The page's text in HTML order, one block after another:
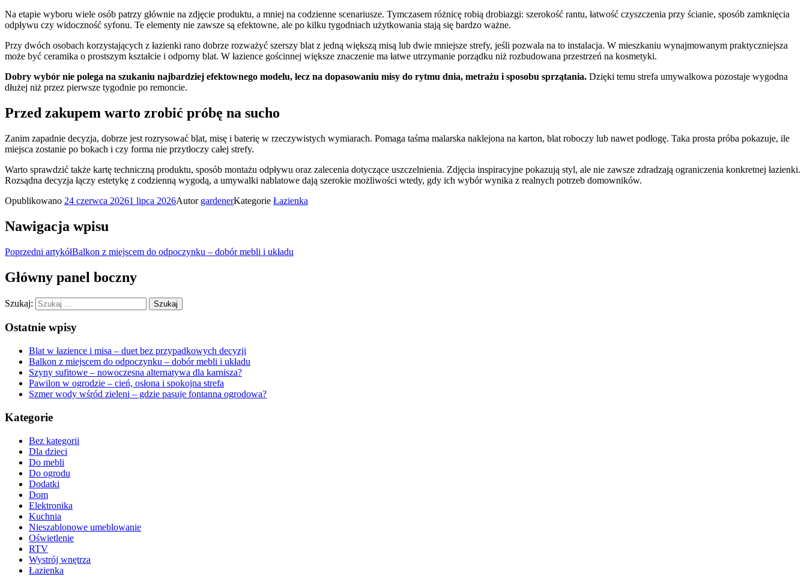
Na etapie wyboru wiele osób patrzy głównie na zdjęcie produktu, a mniej na codzienne scenariusze. Tymczasem różnicę robią drobiazgi: szerokość rantu, łatwość czyszczenia przy ścianie, sposób zamknięcia
odpływu czy widoczność syfonu. Te elementy nie zawsze są efektowne, ale po kilku tygodniach użytkowania stają się bardzo ważne.
Przy dwóch osobach korzystających z łazienki rano dobrze rozważyć szerszy blat z jedną większą misą lub dwie mniejsze strefy, jeśli pozwala na to instalacja. W mieszkaniu wynajmowanym praktyczniejsza
może być ceramika o prostszym kształcie i odporny blat. W łazience gościnnej większe znaczenie ma łatwe utrzymanie porządku niż rozbudowana przestrzeń na kosmetyki.
Dobry wybór nie polega na szukaniu najbardziej efektownego modelu, lecz na dopasowaniu misy do rytmu dnia, metrażu i sposobu sprzątania. Dzięki temu strefa umywalkowa pozostaje wygodna
dłużej niż przez pierwsze tygodnie po remoncie.
Przed zakupem warto zrobić próbę na sucho
Zanim zapadnie decyzja, dobrze jest rozrysować blat, misę i baterię w rzeczywistych wymiarach. Pomaga taśma malarska naklejona na karton, blat roboczy lub nawet podłogę. Taka prosta próba pokazuje, ile
miejsca zostanie po bokach i czy forma nie przytłoczy całej strefy.
Warto sprawdzić także kartę techniczną produktu, sposób montażu odpływu oraz zalecenia dotyczące uszczelnienia. Zdjęcia inspiracyjne pokazują styl, ale nie zawsze zdradzają ograniczenia konkretnej łazienki.
Rozsądna decyzja łączy estetykę z codzienną wygodą, a umywalki nablatowe dają szerokie możliwości wtedy, gdy ich wybór wynika z realnych potrzeb domowników.
Opublikowano 24 czerwca 20261 lipca 2026Autor gardenerKategorie Łazienka
Nawigacja wpisu
Poprzedni artykółBalkon z miejscem do odpoczynku – dobór mebli i układu
Główny panel boczny
Szukaj:
Ostatnie wpisy
Blat w łazience i misa – duet bez przypadkowych decyzji
Balkon z miejscem do odpoczynku – dobór mebli i układu
Szyny sufitowe – nowoczesna alternatywa dla karnisza?
Pawilon w ogrodzie – cień, osłona i spokojna strefa
Szmer wody wśród zieleni – gdzie pasuje fontanna ogrodowa?
Kategorie
Bez kategorii
Dla dzieci
Do mebli
Do ogrodu
Dodatki
Dom
Elektronika
Kuchnia
Nieszablonowe umeblowanie
Oświetlenie
RTV
Wystrój wnętrza
Łazienka